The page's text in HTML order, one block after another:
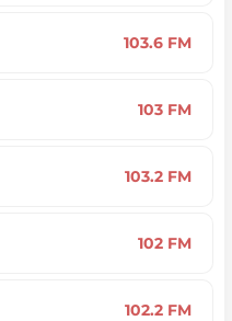
103.6 FM
103 FM
103.2 FM
102 FM
102.2 FM